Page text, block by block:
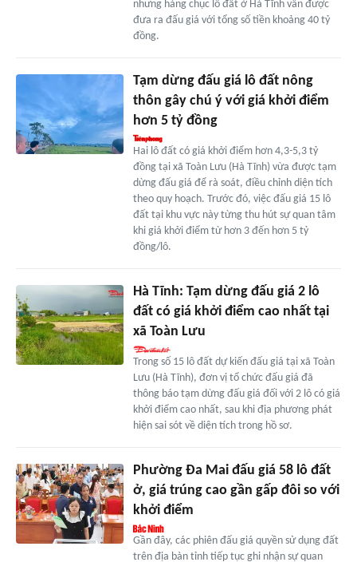
nhưng hàng chục lô đất ở Hà Tĩnh vẫn được
đưa ra đấu giá với tổng số tiền khoảng 40 tỷ
đồng.
Tạm dừng đấu giá lô đất nông
thôn gây chú ý với giá khởi điểm
hơn 5 tỷ đồng
Hai lô đất có giá khởi điểm hơn 4,3-5,3 tỷ
đồng tại xã Toàn Lưu (Hà Tĩnh) vừa được tạm
dừng đấu giá để rà soát, điều chỉnh diện tích
theo quy hoạch. Trước đó, việc đấu giá 15 lô
đất tại khu vực này từng thu hút sự quan tâm
khi giá khởi điểm từ hơn 3 đến hơn 5 tỷ
đồng/lô.
Hà Tĩnh: Tạm dừng đấu giá 2 lô
đất có giá khởi điểm cao nhất tại
xã Toàn Lưu
Trong số 15 lô đất dự kiến đấu giá tại xã Toàn
Lưu (Hà Tĩnh), đơn vị tổ chức đấu giá đã
thông báo tạm dừng đấu giá đối với 2 lô có giá
khởi điểm cao nhất, sau khi địa phương phát
hiện sai sót về diện tích trong hồ sơ.
Phường Đa Mai đấu giá 58 lô đất
ở, giá trúng cao gần gấp đôi so với
khởi điểm
Gần đây, các phiên đấu giá quyền sử dụng đất
trên địa bàn tỉnh tiếp tục ghi nhận sự quan